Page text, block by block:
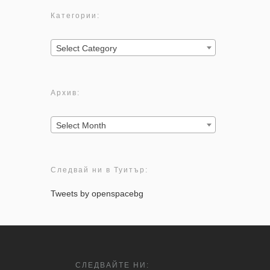
Категории:
Категории:
Select Category
Архив:
Архив:
Select Month
Следвай ни в Туитър:
Tweets by openspacebg
СЛЕДВАЙТЕ НИ: